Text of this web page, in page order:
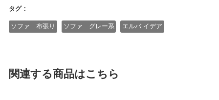
タグ：
ソファ 布張り ソファ グレー系 エルバ イデア
関連する商品はこちら